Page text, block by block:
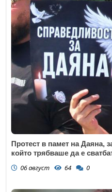
Протест в памет на Даяна,
който трябваше да е
06 август 64 0